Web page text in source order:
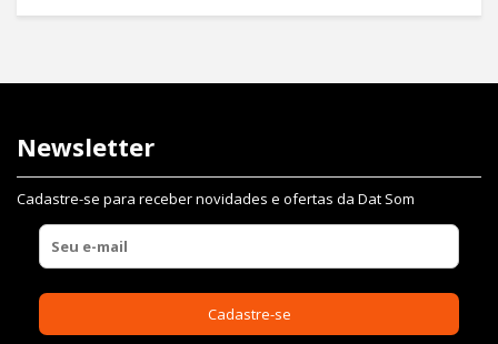
Newsletter
Cadastre-se para receber novidades e ofertas da Dat Som